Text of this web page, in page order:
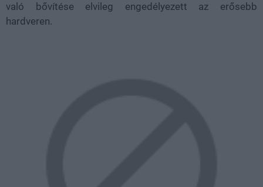
való bővítése elvileg engedélyezett az erősebb
hardveren.